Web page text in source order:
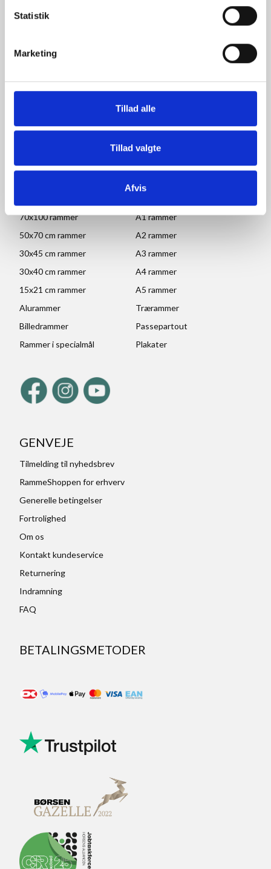
Statistik
Marketing
Tillad alle
Tillad valgte
Afvis
info@rammeshoppen.dk
og afhentning:
Ved højtider og ferie kan ændringer forekomme. Se mere
POPULÆRE KATEGORIER
70x100 rammer
A1 rammer
50x70 cm rammer
A2 rammer
30x45 cm rammer
A3 rammer
30x40 cm rammer
A4 rammer
15x21 cm rammer
A5 rammer
Alurammer
Trærammer
Billedrammer
Passepartout
Rammer i specialmål
Plakater
GENVEJE
Tilmelding til nyhedsbrev
RammeShoppen for erhverv
Generelle betingelser
Fortrolighed
Om os
Kontakt kundeservice
Returnering
Indramning
FAQ
BETALINGSMETODER